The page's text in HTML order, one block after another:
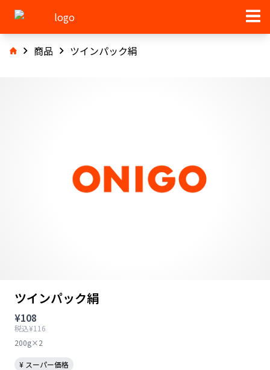
商品 ツインパック絹
ツインパック絹
¥108
税込¥116
200g×2
¥ スーパー価格